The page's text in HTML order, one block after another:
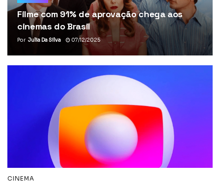
Filme com 91% de aprovação chega aos
cinemas do Brasil
Por Julia Da Silva 07/12/2025
CINEMA